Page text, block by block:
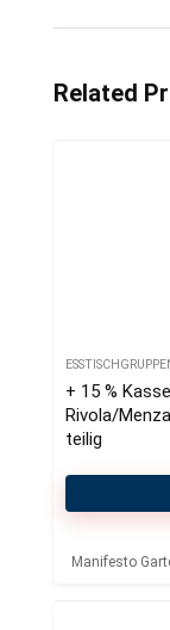
Related
+ 15 %
Rivola/
teilig
Manifesto